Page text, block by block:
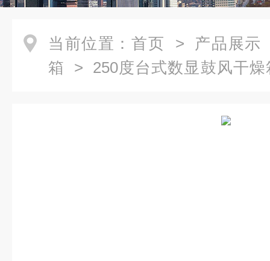
当前位置： 首页 > 产品展示
箱 > 250度台式数显鼓风干燥